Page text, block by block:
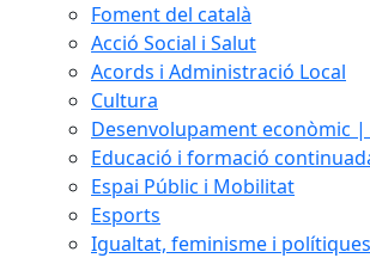
Foment del català
Acció Social i Salut
Acords i Administració Local
Cultura
Desenvolupament econòmic |
Educació i formació
Espai Públic i Mobilitat
Esports
Igualtat, feminisme i polítiques